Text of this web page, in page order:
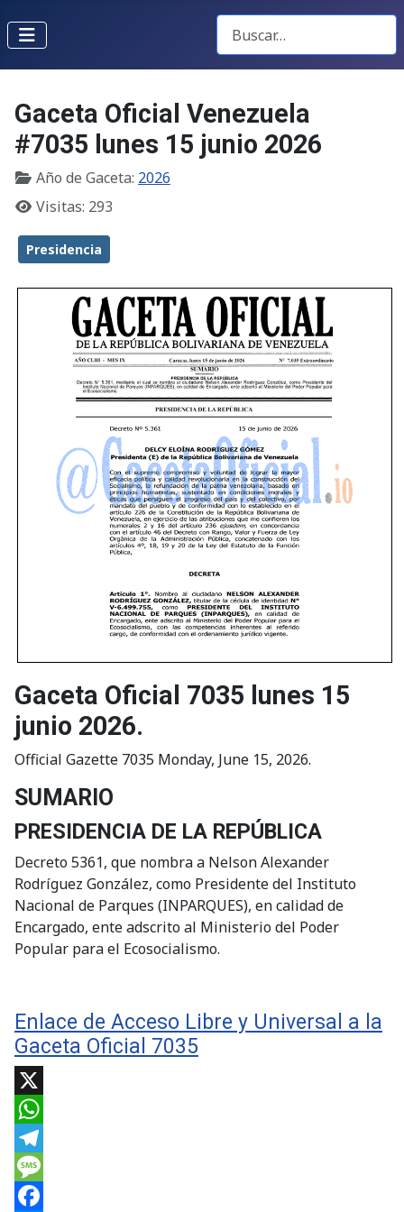
Buscar Gacetas
Gaceta Oficial Venezuela
#7035 lunes 15 junio 2026
Año de Gaceta: 2026
Visitas: 293
Presidencia
Gaceta Oficial 7035 lunes 15
junio 2026.
Official Gazette 7035 Monday, June 15, 2026.
SUMARIO
PRESIDENCIA DE LA REPÚBLICA
Decreto 5361, que nombra a Nelson Alexander
Rodríguez González, como Presidente del Instituto
Nacional de Parques (INPARQUES), en calidad de
Encargado, ente adscrito al Ministerio del Poder
Popular para el Ecosocialismo.
Enlace de Acceso Libre y Universal a la
Gaceta Oficial 7035
X
WhatsApp
Telegram
Message